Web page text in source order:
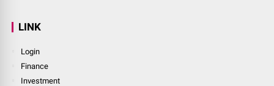
LINK
Login
Finance
Investment